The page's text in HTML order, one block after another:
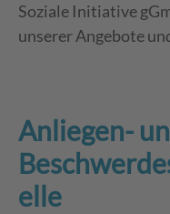
Soziale Initiative
unserer Angebote
Anliegen-
elle